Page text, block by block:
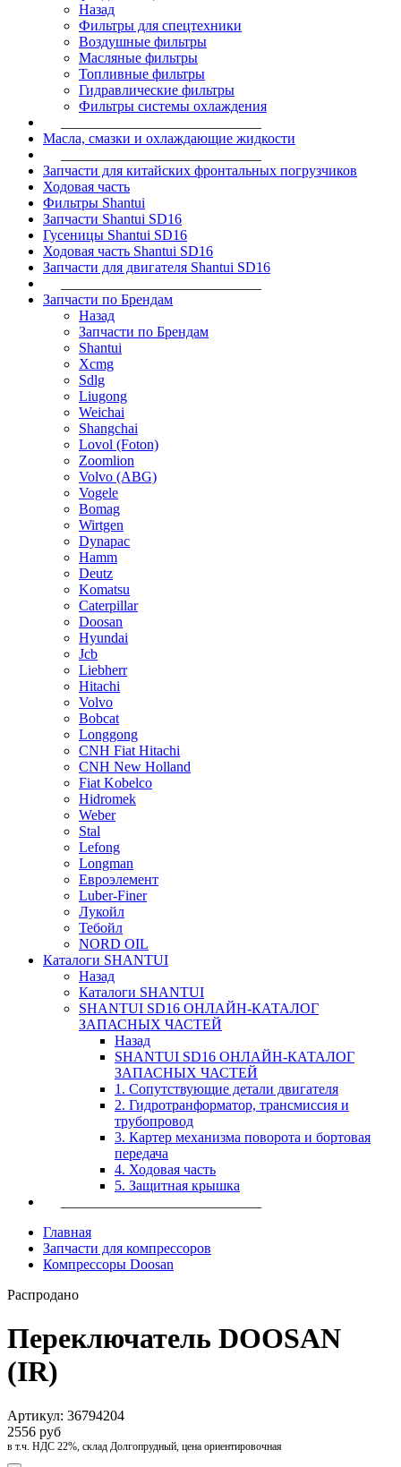
Назад
Фильтры для спецтехники
Воздушные фильтры
Масляные фильтры
Топливные фильтры
Гидравлические фильтры
Фильтры системы охлаждения
Масла, смазки и охлаждающие жидкости
Запчасти для китайских фронтальных погрузчиков
Ходовая часть
Фильтры Shantui
Запчасти Shantui SD16
Гусеницы Shantui SD16
Ходовая часть Shantui SD16
Запчасти для двигателя Shantui SD16
Запчасти по Брендам
Назад
Запчасти по Брендам
Shantui
Xcmg
Sdlg
Liugong
Weichai
Shangchai
Lovol (Foton)
Zoomlion
Volvo (ABG)
Vogele
Bomag
Wirtgen
Dynapac
Hamm
Deutz
Komatsu
Caterpillar
Doosan
Hyundai
Jcb
Liebherr
Hitachi
Volvo
Bobcat
Longgong
CNH Fiat Hitachi
CNH New Holland
Fiat Kobelco
Hidromek
Weber
Stal
Lefong
Longman
Евроэлемент
Luber-Finer
Лукойл
Тебойл
NORD OIL
Каталоги SHANTUI
Назад
Каталоги SHANTUI
SHANTUI SD16 ОНЛАЙН-КАТАЛОГ
ЗАПАСНЫХ ЧАСТЕЙ
Назад
SHANTUI SD16 ОНЛАЙН-КАТАЛОГ
ЗАПАСНЫХ ЧАСТЕЙ
1. Сопутствующие детали двигателя
2. Гидротранформатор, трансмиссия и
трубопровод
3. Картер механизма поворота и бортовая
передача
4. Ходовая часть
5. Защитная крышка
Главная
Запчасти для компрессоров
Компрессоры Doosan
Распродано
Переключатель DOOSAN
(IR)
Артикул: 36794204
2556 руб
в т.ч. НДС 22%, склад Долгопрудный, цена ориентировочная